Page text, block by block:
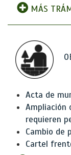
MÁS
Acta de
Ampliación
requieren
Cambio de
Cartel